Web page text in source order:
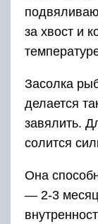
за хвост и
Засолка
делается
завялить.
солится
Она
— 2-3